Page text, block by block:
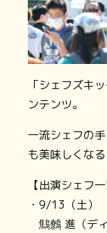
「シェフズキ
ンテンツ。
一流シェフの
も美味しくなる
【出演シェフ一
・9/13（土）
鷦鷯 進（デ